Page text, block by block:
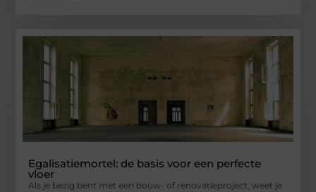
Egalisatiemortel: de basis voor een perfecte
vloer
Als je bezig bent met een bouw- of renovatieproject, weet je